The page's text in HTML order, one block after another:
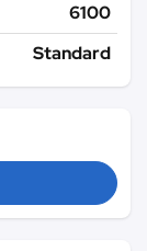
6100
Standard